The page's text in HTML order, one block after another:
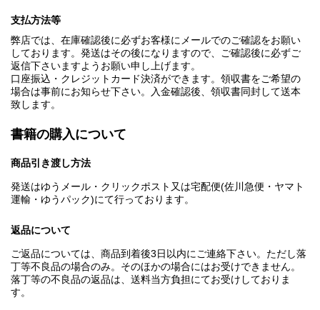
支払方法等
弊店では、在庫確認後に必ずお客様にメールでのご確認をお願い
しております。発送はその後になりますので、ご確認後に必ずご
返信下さいますようお願い申し上げます。
口座振込・クレジットカード決済ができます。領収書をご希望の
場合は事前にお知らせ下さい。入金確認後、領収書同封して送本
致します。
書籍の購入について
商品引き渡し方法
発送はゆうメール・クリックポスト又は宅配便(佐川急便・ヤマト
運輸・ゆうパック)にて行っております。
返品について
ご返品については、商品到着後3日以内にご連絡下さい。ただし落
丁等不良品の場合のみ。そのほかの場合にはお受けできません。
落丁等の不良品の返品は、送料当方負担にてお受けしておりま
す。